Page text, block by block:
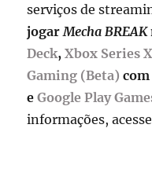
serviços de
jogar Mecha BREAK
Deck,Xbox Series
Gaming (Beta)
eGoogle Play
informações,